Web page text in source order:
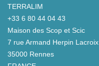
TERRALIM
+33 6 80 44 04 43
Maison des Scop et Scic
7 rue Armand Herpin Lacroix
35000 Rennes